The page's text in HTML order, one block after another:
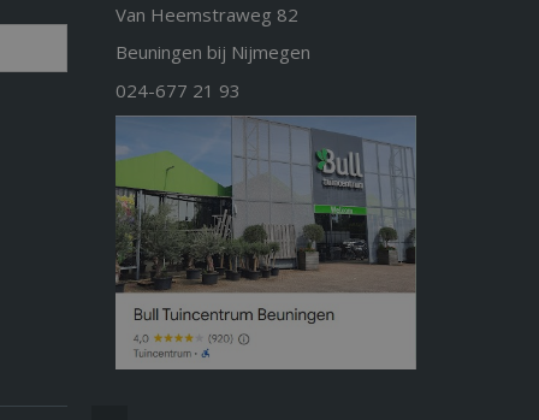
Van Heemstraweg 82
Beuningen bij Nijmegen
024-677 21 93